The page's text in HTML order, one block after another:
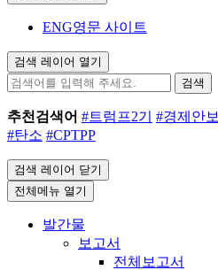
ENG영문 사이트
검색 레이어 열기
검색
추천검색어 #트럼프2기 #경제안보
#탄소 #CPTPP
검색 레이어 닫기
전체메뉴 열기
발간물
보고서
전체보고서